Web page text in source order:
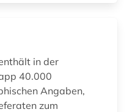
kommunikationswissenschaften (3)
in der
40.000
Angaben,
zum